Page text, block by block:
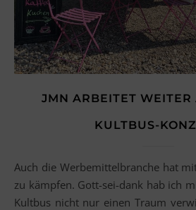
JMN ARBEITET WEITER
KULTBUS-
Auch die Werbemittelbranche hat mit der derzeitigen Krise
zu kämpfen. Gott-sei-dank hab ich
Kultbus nicht nur einen Traum